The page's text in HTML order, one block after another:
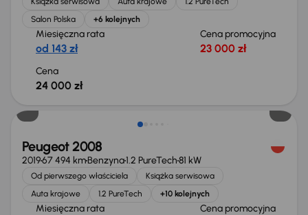
Salon Polska
+6 kolejnych
Miesięczna rata
od 143 zł
Cena promocyjna
23 000 zł
Cena
24 000 zł
Peugeot 2008
201967 494 kmBenzyna1.2 PureTech81 kW
Od pierwszego właściciela
Książka serwisowa
Auta krajowe
1.2 PureTech +10 kolejnych
Miesięczna rata Cena promocyjna